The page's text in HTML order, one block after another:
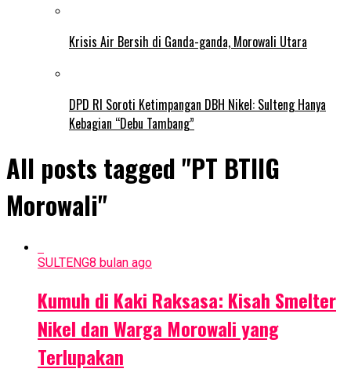
Krisis Air Bersih di Ganda-ganda, Morowali Utara
DPD RI Soroti Ketimpangan DBH Nikel: Sulteng Hanya
Kebagian “Debu Tambang”
All posts tagged "PT BTIIG
Morowali"
SULTENG8 bulan ago
Kumuh di Kaki Raksasa: Kisah Smelter
Nikel dan Warga Morowali yang
Terlupakan